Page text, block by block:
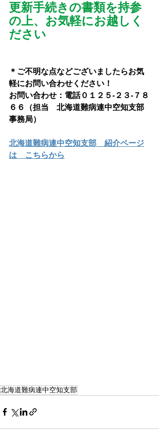
更新手続きの書類を持参
の上、お気軽にお越しく
ださい
＊ご不明な点などございましたらお気
軽にお問い合わせください！
お問い合わせ：電話０１２５-２３-７８
６６（担当　北海道難病連中空知支部
事務局）
北海道難病連中空知支部　紹介ページ
は　こちらから
北海道難病連中空知支部